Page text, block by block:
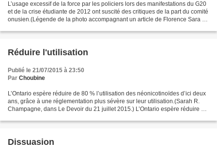
L’usage excessif de la force par les policiers lors des manifestations du G20
et de la crise étudiante de 2012 ont suscité des critiques de la part du comité
onusien.(Légende de la photo accompagnant un article de Florence Sara G.
Réduire l'utilisation
Publié le 21/07/2015 à 23:50
Par Choubine
L’Ontario espère réduire de 80 % l’utilisation des néonicotinoïdes d’ici deux
ans, grâce à une réglementation plus sévère sur leur utilisation.(Sarah R.
Champagne, dans Le Devoir du 21 juillet 2015.) L’Ontario espère réduire de
Dissuasion